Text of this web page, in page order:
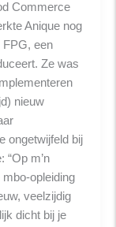
Commerce
Anique nog
FPG, een
Ze was
nieuw
ongetwijfeld bij
“Op m’n
opleiding
veelzijdig
dicht bij je